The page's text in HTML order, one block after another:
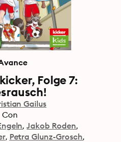
Folge 7:
Gailus
Con
Jakob Roden
Petra Glunz-Grosch